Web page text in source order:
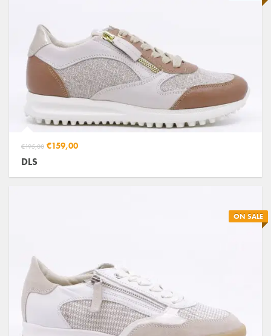
€195,00 €159,00
DLS
ON SALE